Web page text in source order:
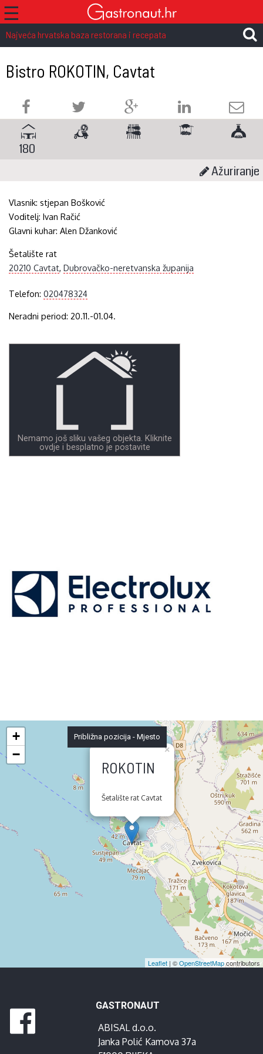
☰
Najveća hrvatska baza restorana i recepata
Bistro ROKOTIN, Cavtat
180
Ažuriranje
Vlasnik:stjepan Bošković
Voditelj:Ivan Račić
Glavni kuhar:Alen Džanković
Šetalište rat
20210 Cavtat,Dubrovačko-neretvanska županija
Telefon:020478324
Neradni period: 20.11.-01.04.
Nemamo još sliku vašeg objekta. Kliknite
ovdje i besplatno je postavite
ROKOTIN
Šetalište rat Cavtat
×
+
−
Leaflet | ©OpenStreetMapcontributors
Približna pozicija - Mjesto
GASTRONAUT
ABISAL d.o.o.
Janka Polić Kamova 37a